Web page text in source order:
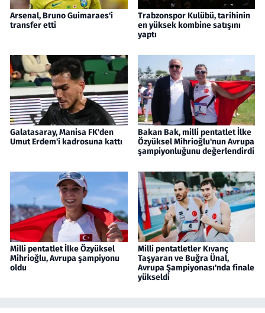
Arsenal, Bruno Guimaraes'i
transfer etti
Trabzonspor Kulübü, tarihinin
en yüksek kombine satışını
yaptı
Galatasaray, Manisa FK'den
Umut Erdem'i kadrosuna kattı
Bakan Bak, milli pentatlet İlke
Özyüksel Mihrioğlu'nun Avrupa
şampiyonluğunu değerlendirdi
Milli pentatlet İlke Özyüksel
Mihrioğlu, Avrupa şampiyonu
oldu
Milli pentatletler Kıvanç
Taşyaran ve Buğra Ünal,
Avrupa Şampiyonası'nda finale
yükseldi